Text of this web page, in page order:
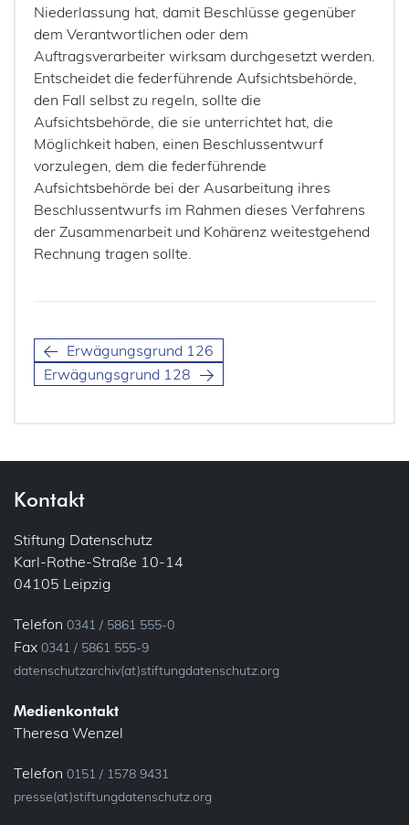
Niederlassung hat, damit Beschlüsse gegenüber
dem Verantwortlichen oder dem
Auftragsverarbeiter wirksam durchgesetzt werden.
Entscheidet die federführende Aufsichtsbehörde,
den Fall selbst zu regeln, sollte die
Aufsichtsbehörde, die sie unterrichtet hat, die
Möglichkeit haben, einen Beschlussentwurf
vorzulegen, dem die federführende
Aufsichtsbehörde bei der Ausarbeitung ihres
Beschlussentwurfs im Rahmen dieses Verfahrens
der Zusammenarbeit und Kohärenz weitestgehend
Rechnung tragen sollte.
Erwägungsgrund 126
Erwägungsgrund 128
Kontakt
Stiftung Datenschutz
Karl-Rothe-Straße 10-14
04105 Leipzig
Telefon 0341 / 5861 555-0
Fax 0341 / 5861 555-9
datenschutzarchiv(at)stiftungdatenschutz.org
Medienkontakt
Theresa Wenzel
Telefon 0151 / 1578 9431
presse(at)stiftungdatenschutz.org